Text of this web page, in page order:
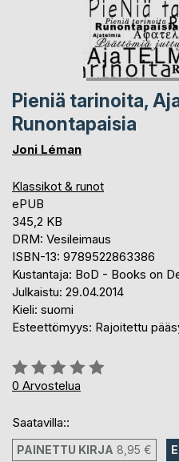
Pieniä tarinoita,
Runontapaisia
Joni Léman
Klassikot & runot
ePUB
345,2 KB
DRM: Vesileimaus
ISBN-13: 9789522863386
Kustantaja: BoD - Books on
Julkaistu: 29.04.2014
Kieli: suomi
Esteettömyys: Rajoitettu
Arvostelu::
0%
0 Arvostelua
Saatavilla::
PAINETTU KIRJA 8,95 €